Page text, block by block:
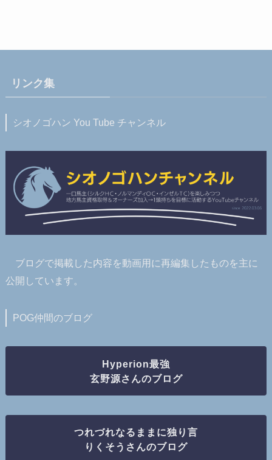
リンク集
シオノゴハン You Tube チャンネル
ブログで掲載した内容を動画用に再編集したものを主に
公開しています。
POG仲間のブログ
Hyperion最強
玄野源さんのブログ
つれづれなるままに独り言
りくそうさんのブログ